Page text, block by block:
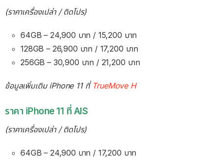
(ราคาเครื่องเปล่า / ติดโปร)
64GB – 24,900 บาท / 15,200 บาท
128GB – 26,900 บาท / 17,200 บาท
256GB – 30,900 บาท / 21,200 บาท
ข้อมูลเพิ่มเติม iPhone 11 ที่ TrueMove H
ราคา iPhone 11 ที่ AIS
(ราคาเครื่องเปล่า / ติดโปร)
64GB – 24,900 บาท / 17,200 บาท